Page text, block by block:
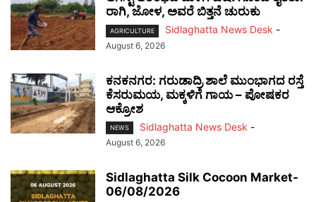
ರಾಗಿ, ಜೋಳ, ಅವರೆ ಬಿತ್ತನೆ ಚುರುಕು
AGRICULTURE Sidlaghatta News Desk -
August 6, 2026
ಕನಕನಗರ: ಗರುಡಾದ್ರಿ ಶಾಲೆ ಮುಂಭಾಗದ ರಸ್ತೆ
ಕೆಸರುಮಯ, ಮಕ್ಕಳಿಗೆ ಗಾಯ – ಪೋಷಕರ
ಆಕ್ರೋಶ
NEWS Sidlaghatta News Desk -
August 6, 2026
Sidlaghatta Silk Cocoon Market-
06/08/2026